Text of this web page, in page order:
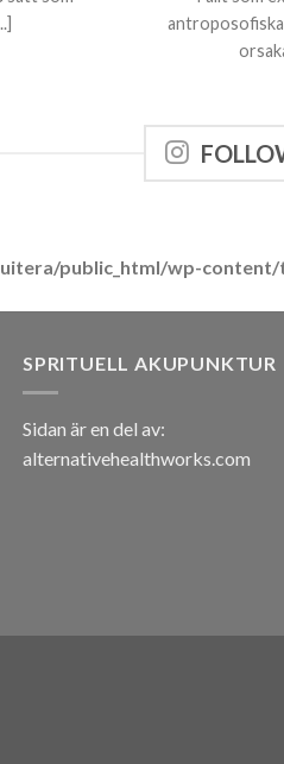
public_html/wp-
SPRITUELL AKUPUNKTUR
Sidan är en del av:
alternativehealthworks.com